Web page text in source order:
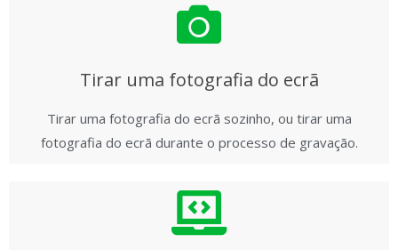
Tirar uma fotografia do ecrã
Tirar uma fotografia do ecrã sozinho, ou tirar uma
fotografia do ecrã durante o processo de gravação.